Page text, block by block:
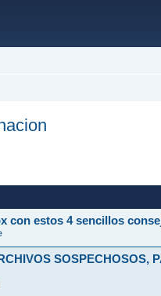
con estos 4 sencillos
SOSPECHOSOS,